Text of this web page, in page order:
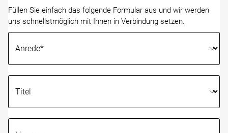
Füllen Sie einfach das folgende Formular aus und wir werden
uns schnellstmöglich mit Ihnen in Verbindung setzen.